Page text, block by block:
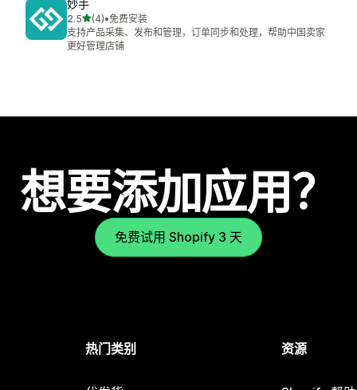
妙手
2.5星（满分 5 星）
(4)
总共 4 条评论
•免费安装
支持产品采集、发布和管理，订单同步和处理，帮助中国卖家
更好管理店铺
想要添加应用？
免费试用 Shopify 3 天
热门类别 资源